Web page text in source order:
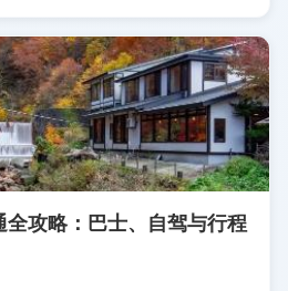
攻略：巴士、自驾与行程